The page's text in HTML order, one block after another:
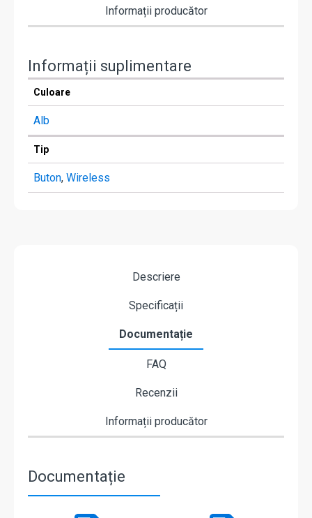
Informații producător
Informații suplimentare
Culoare
Alb
Tip
Buton, Wireless
Descriere
Specificații
Documentație
FAQ
Recenzii
Informații producător
Documentație